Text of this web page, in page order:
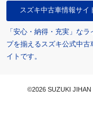
スズキ中古車情報サイ
「安心・納得・充実」なラ
プを揃えるスズキ公式中古
イトです。
©2026 SUZUKI JIHAN